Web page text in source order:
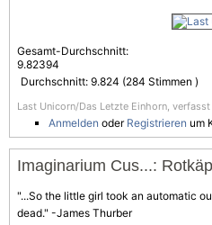
Gesamt-Durchschnitt:
9.82394
Durchschnitt: 9.824 (284 Stimmen )
Last Unicorn/Das Letzte Einhorn,
Anmelden oder Registrieren um
Imaginarium Cus...:
"...So the little girl took an automatic
dead." -James Thurber